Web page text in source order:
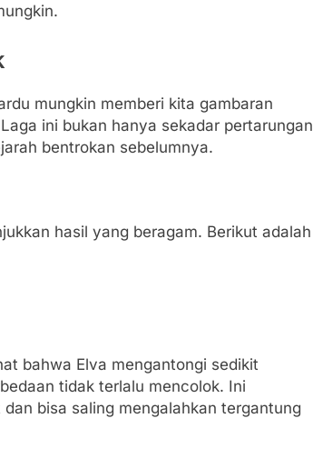
mungkin memberi kita gambaran
ini bukan hanya sekadar pertarungan
bentrokan sebelumnya.
hasil yang beragam. Berikut adalah
bahwa Elva mengantongi sedikit
tidak terlalu mencolok. Ini
bisa saling mengalahkan tergantung